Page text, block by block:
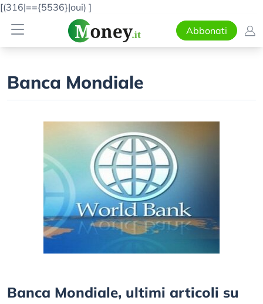
[(316|=={5536}|oui) ]
Abbonati
Banca Mondiale
Banca Mondiale, ultimi articoli su